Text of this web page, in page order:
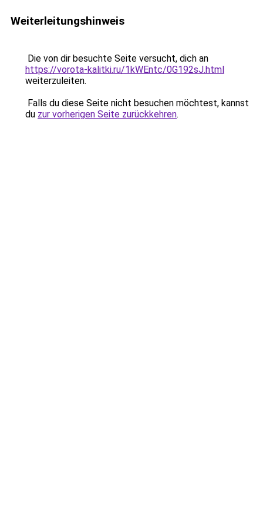
Weiterleitungshinweis
Die von dir besuchte Seite versucht, dich an
https://vorota-kalitki.ru/1kWEntc/0G192sJ.html
weiterzuleiten.
Falls du diese Seite nicht besuchen möchtest, kannst
du zur vorherigen Seite zurückkehren.